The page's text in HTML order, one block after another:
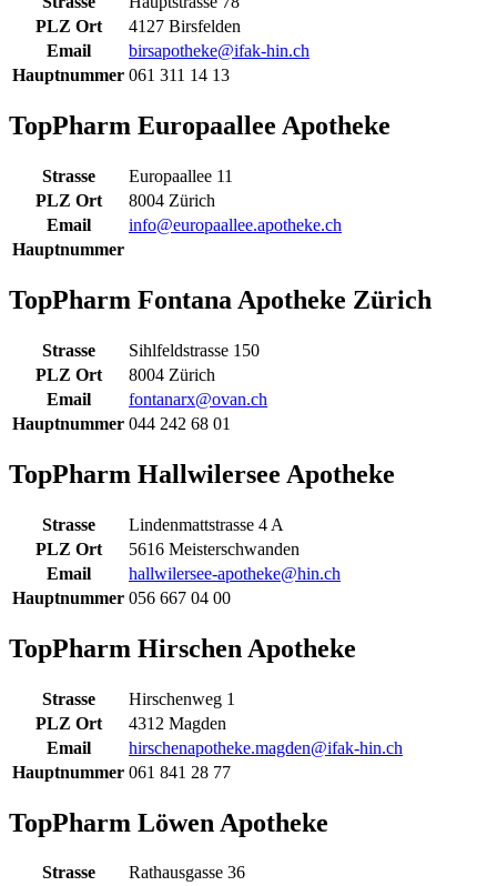
PLZ Ort
4127 Birsfelden
Email
birsapotheke@ifak-hin.ch
Hauptnummer 061 311 14 13
TopPharm Europaallee Apotheke
Strasse
Europaallee 11
PLZ Ort
8004 Zürich
Email
info@europaallee.apotheke.ch
Hauptnummer
TopPharm Fontana Apotheke Zürich
Strasse
Sihlfeldstrasse 150
PLZ Ort
8004 Zürich
Email
fontanarx@ovan.ch
Hauptnummer 044 242 68 01
TopPharm Hallwilersee Apotheke
Strasse
Lindenmattstrasse 4 A
PLZ Ort
5616 Meisterschwanden
Email
hallwilersee-apotheke@hin.ch
Hauptnummer 056 667 04 00
TopPharm Hirschen Apotheke
Strasse
Hirschenweg 1
PLZ Ort
4312 Magden
Email
hirschenapotheke.magden@ifak-hin.ch
Hauptnummer 061 841 28 77
TopPharm Löwen Apotheke
Strasse
Rathausgasse 36